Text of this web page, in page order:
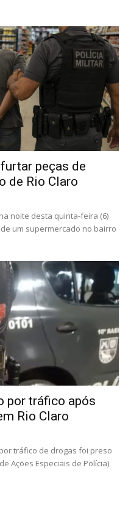
peças de
de Rio Claro
noite desta quinta-feira (6)
um supermercado no bairro
por tráfico após
Rio Claro
tráfico de drogas foi preso
Ações Especiais de Polícia)